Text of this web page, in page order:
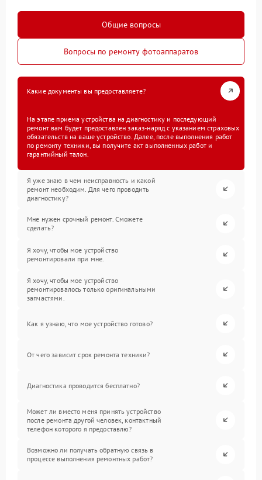
Общие вопросы
Вопросы по ремонту фотоаппаратов
Какие документы вы предоставляете?
На этапе приема устройства на диагностику и последующий
ремонт вам будет предоставлен заказ-наряд с указанием страховых
обязательств на ваше устройство. Далее, после выполнения работ
по ремонту техники, вы получите акт выполненных работ и
гарантийный талон.
Я уже знаю в чем неисправность и какой
ремонт необходим. Для чего проводить
диагностику?
Мне нужен срочный ремонт. Сможете
сделать?
Я хочу, чтобы мое устройство
ремонтировали при мне.
Я хочу, чтобы мое устройство
ремонтировалось только оригинальными
запчастями.
Как я узнаю, что мое устройство готово?
От чего зависит срок ремонта техники?
Диагностика проводится бесплатно?
Может ли вместо меня принять устройство
после ремонта другой человек, контактный
телефон которого я предоставлю?
Возможно ли получать обратную связь в
процессе выполнения ремонтных работ?